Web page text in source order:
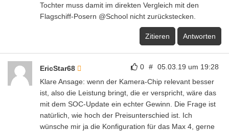
Tochter muss damit im direkten Vergleich mit den
Flagschiff-Posern @School nicht zurückstecken.
Zitieren Antworten
0 # 05.03.19 um 19:28
EricStar68
Klare Ansage: wenn der Kamera-Chip relevant besser
ist, also die Leistung bringt, die er verspricht, wäre das
mit dem SOC-Update ein echter Gewinn. Die Frage ist
natürlich, wie hoch der Preisunterschied ist. Ich
wünsche mir ja die Konfiguration für das Max 4, gerne